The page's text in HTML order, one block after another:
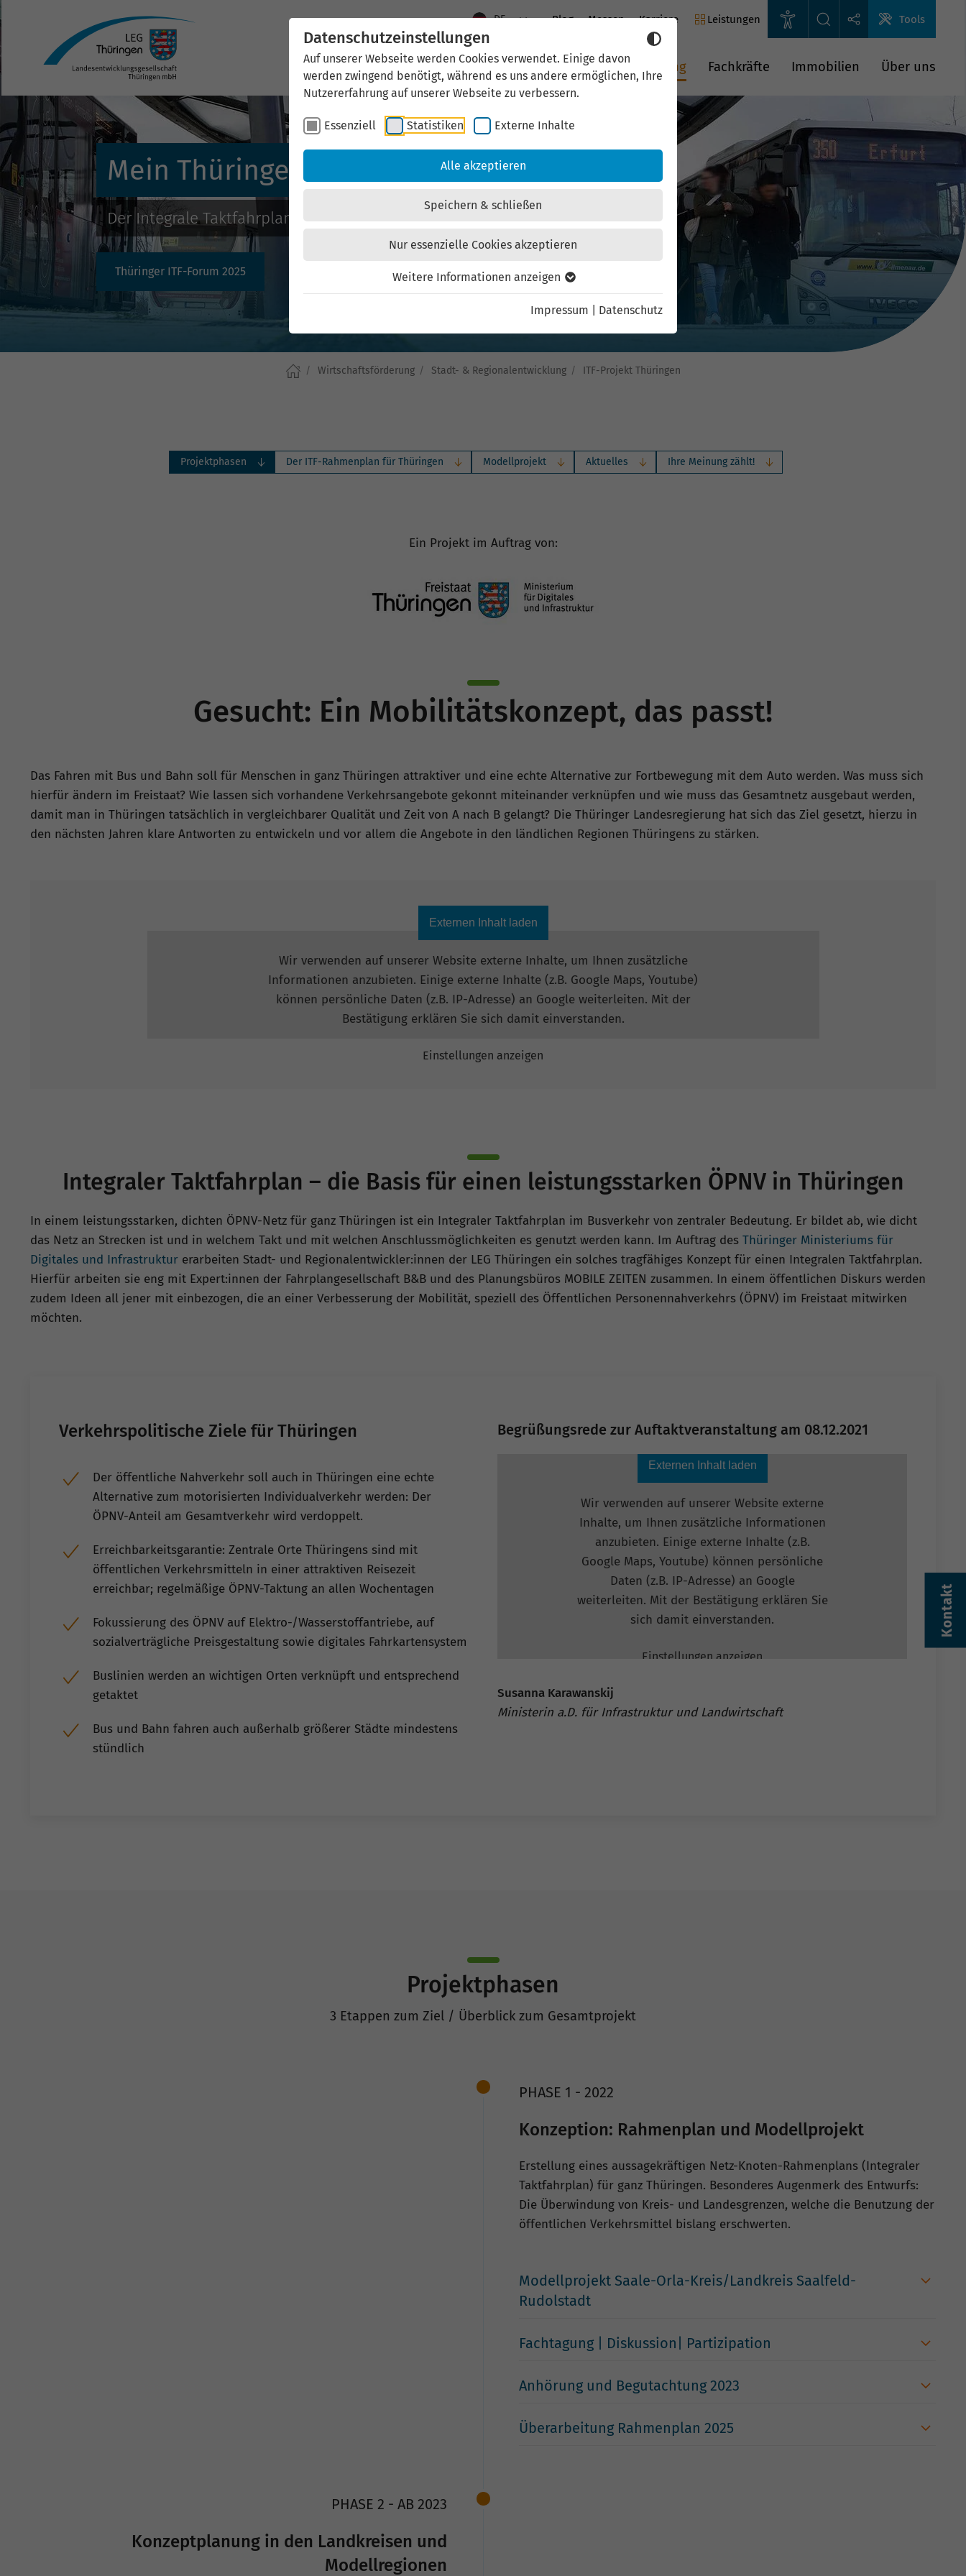
Datenschutzeinstellungen
Auf unserer Webseite werden Cookies verwendet. Einige davon
werden zwingend benötigt, während es uns andere ermöglichen, Ihre
Nutzererfahrung auf unserer Webseite zu verbessern.
Essenziell Statistiken Externe Inhalte
Alle akzeptieren
Speichern & schließen
Nur essenzielle Cookies akzeptieren
Weitere Informationen anzeigen
Impressum Datenschutz
DE Blog Messen Karriere Leistungen Tools
Aktuelles Standort Thüringen Wirtschaftsförderung Fachkräfte Immobilien Über uns
Kontakt
Mein Thüringen-Takt. Einfach ankommen.
Der Integrale Taktfahrplan für Thüringen.
Thüringer ITF-Forum 2025
Wirtschaftsförderung Stadt- & Regionalentwicklung ITF-Projekt Thüringen
Projektphasen Der ITF-Rahmenplan für Thüringen Modellprojekt Aktuelles Ihre Meinung zählt!
Ein Projekt im Auftrag von:
Gesucht: Ein Mobilitätskonzept, das passt!
Das Fahren mit Bus und Bahn soll für Menschen in ganz Thüringen attraktiver und eine echte Alternative zur Fortbewegung mit dem Auto werden. Was muss sich
hierfür ändern im Freistaat? Wie lassen sich vorhandene Verkehrsangebote gekonnt miteinander verknüpfen und wie muss das Gesamtnetz ausgebaut werden,
damit man in Thüringen tatsächlich in vergleichbarer Qualität und Zeit von A nach B gelangt? Die Thüringer Landesregierung hat sich das Ziel gesetzt, hierzu in
den nächsten Jahren klare Antworten zu entwickeln und vor allem die Angebote in den ländlichen Regionen Thüringens zu stärken.
Externen Inhalt laden
Wir verwenden auf unserer Website externe Inhalte, um Ihnen zusätzliche
Informationen anzubieten. Einige externe Inhalte (z.B. Google Maps, Youtube)
können persönliche Daten (z.B. IP-Adresse) an Google weiterleiten. Mit der
Bestätigung erklären Sie sich damit einverstanden.
Einstellungen anzeigen
Integraler Taktfahrplan – die Basis für einen leistungsstarken ÖPNV in Thüringen
In einem leistungsstarken, dichten ÖPNV-Netz für ganz Thüringen ist ein Integraler Taktfahrplan im Busverkehr von zentraler Bedeutung. Er bildet ab, wie dicht
das Netz an Strecken ist und in welchem Takt und mit welchen Anschlussmöglichkeiten es genutzt werden kann. Im Auftrag des Thüringer Ministeriums für
Digitales und Infrastruktur erarbeiten Stadt- und Regionalentwickler:innen der LEG Thüringen ein solches tragfähiges Konzept für einen Integralen Taktfahrplan.
Hierfür arbeiten sie eng mit Expert:innen der Fahrplangesellschaft B&B und des Planungsbüros MOBILE ZEITEN zusammen. In einem öffentlichen Diskurs werden
zudem Ideen all jener mit einbezogen, die an einer Verbesserung der Mobilität, speziell des Öffentlichen Personennahverkehrs (ÖPNV) im Freistaat mitwirken
möchten.
Verkehrspolitische Ziele für Thüringen
Der öffentliche Nahverkehr soll auch in Thüringen eine echte
Alternative zum motorisierten Individualverkehr werden: Der
ÖPNV-Anteil am Gesamtverkehr wird verdoppelt.
Erreichbarkeitsgarantie: Zentrale Orte Thüringens sind mit
öffentlichen Verkehrsmitteln in einer attraktiven Reisezeit
erreichbar; regelmäßige ÖPNV-Taktung an allen Wochentagen
Fokussierung des ÖPNV auf Elektro-/Wasserstoffantriebe, auf
sozialverträgliche Preisgestaltung sowie digitales Fahrkartensystem
Buslinien werden an wichtigen Orten verknüpft und entsprechend
getaktet
Bus und Bahn fahren auch außerhalb größerer Städte mindestens
stündlich
Begrüßungsrede zur Auftaktveranstaltung am 08.12.2021
Externen Inhalt laden
Wir verwenden auf unserer Website externe
Inhalte, um Ihnen zusätzliche Informationen
anzubieten. Einige externe Inhalte (z.B.
Google Maps, Youtube) können persönliche
Daten (z.B. IP-Adresse) an Google
weiterleiten. Mit der Bestätigung erklären Sie
sich damit einverstanden.
Einstellungen anzeigen
Susanna Karawanskij
Ministerin a.D. für Infrastruktur und Landwirtschaft
Projektphasen
3 Etappen zum Ziel / Überblick zum Gesamtprojekt
PHASE 1 - 2022
Konzeption: Rahmenplan und Modellprojekt
Erstellung eines aussagekräftigen Netz-Knoten-Rahmenplans (Integraler
Taktfahrplan) für ganz Thüringen. Besonderes Augenmerk des Entwurfs:
Die Überwindung von Kreis- und Landesgrenzen, welche die Benutzung der
öffentlichen Verkehrsmittel bislang erschwerten.
Modellprojekt Saale-Orla-Kreis/Landkreis Saalfeld-
Rudolstadt
Fachtagung | Diskussion| Partizipation
Anhörung und Begutachtung 2023
Überarbeitung Rahmenplan 2025
PHASE 2 - AB 2023
Konzeptplanung in den Landkreisen und
Modellregionen